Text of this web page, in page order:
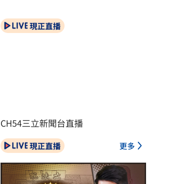
現正直播
CH54三立新聞台直播
現正直播 更多